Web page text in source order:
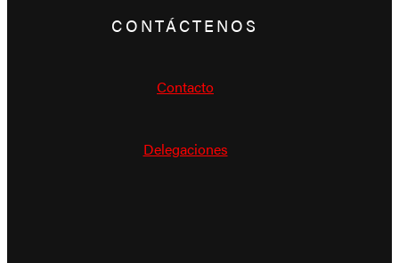
CONTÁCTENOS
Contacto
Delegaciones